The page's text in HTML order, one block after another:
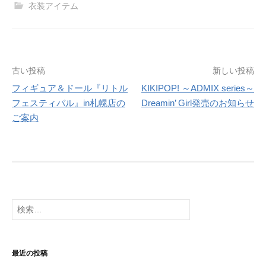
衣装アイテム
投
稿
ナ
シ
ョ
ン
古い投稿
フィギュア＆ドール『リトル
フェスティバル』in札幌店の
ご案内
新しい投稿
KIKIPOP! ～ADMIX series～
Dreamin’ Girl発売のお知らせ
検
索:
最近の投稿